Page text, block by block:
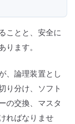
ことと、安全に
ます。
、論理装置とし
り分け、ソフト
の交換、マスタ
ればなりませ